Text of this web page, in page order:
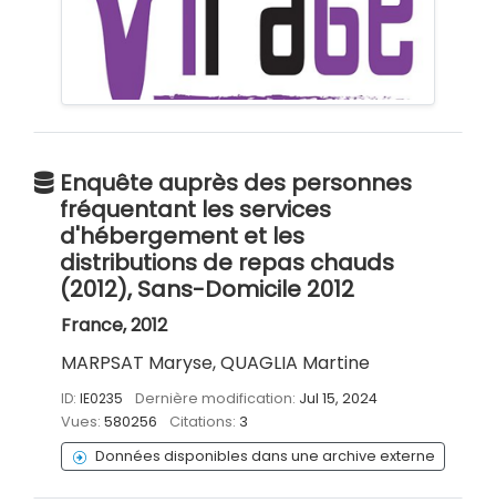
Enquête auprès des personnes
fréquentant les services
d'hébergement et les
distributions de repas chauds
(2012), Sans-Domicile 2012
France, 2012
MARPSAT Maryse, QUAGLIA Martine
ID: IE0235 Dernière modification: Jul 15, 2024
Vues: 580256 Citations: 3
Données disponibles dans une archive externe